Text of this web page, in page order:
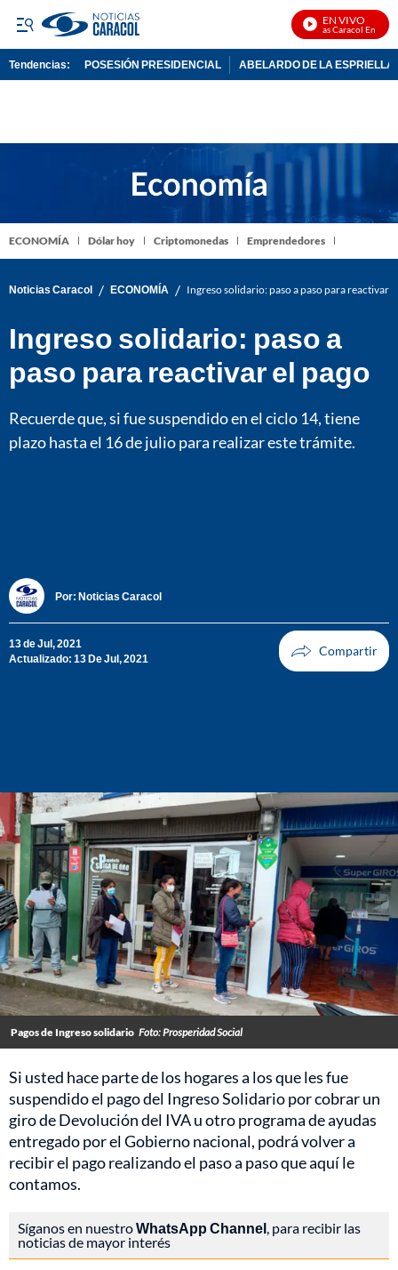
EN VIVO
Noticias Caracol En Vivo
Tendencias: POSESIÓN PRESIDENCIAL ABELARDO DE LA ESPRIELLA
ECONOMÍA Dólar hoy Criptomonedas Emprendedores
Noticias Caracol / ECONOMÍA / Ingreso solidario: paso a paso para reactivar
Ingreso solidario: paso a
paso para reactivar el pago
Recuerde que, si fue suspendido en el ciclo 14, tiene
plazo hasta el 16 de julio para realizar este trámite.
Por: Noticias Caracol
13 de Jul, 2021
Actualizado: 13 De Jul, 2021
Pagos de Ingreso solidario Foto: Prosperidad Social
Si usted hace parte de los hogares a los que les fue
suspendido el pago del Ingreso Solidario por cobrar un
giro de Devolución del IVA u otro programa de ayudas
entregado por el Gobierno nacional, podrá volver a
recibir el pago realizando el paso a paso que aquí le
contamos.
Síganos en nuestroWhatsApp Channel, para recibir las
noticias de mayor interés